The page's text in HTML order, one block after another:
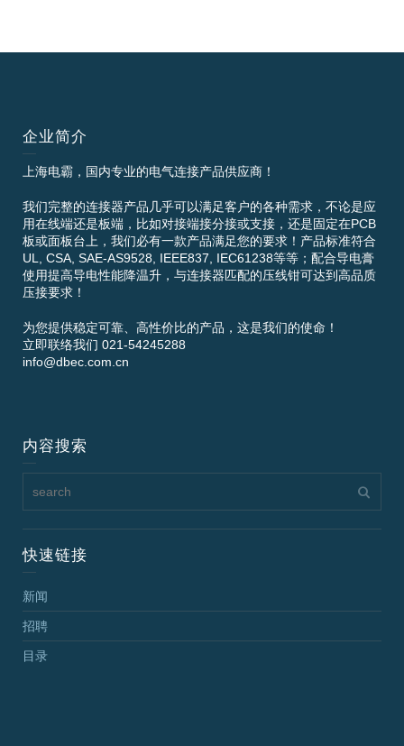
企业简介
上海电霸，国内专业的电气连接产品供应商！
我们完整的连接器产品几乎可以满足客户的各种需求，不论是应
用在线端还是板端，比如对接端接分接或支接，还是固定在PCB
板或面板台上，我们必有一款产品满足您的要求！产品标准符合
UL, CSA, SAE-AS9528, IEEE837, IEC61238等等；配合导电膏
使用提高导电性能降温升，与连接器匹配的压线钳可达到高品质
压接要求！
为您提供稳定可靠、高性价比的产品，这是我们的使命！
立即联络我们 021-54245288
info@dbec.com.cn
内容搜索
快速链接
新闻
招聘
目录